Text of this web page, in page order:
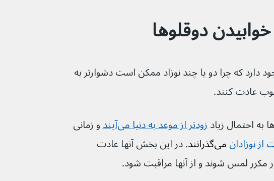
دوقلوها
دارد که چرا دو یا چند نوزاد ممکن است دشوارتر به
عادت کنند.
به احتمال زیاد زودتر از موعد به دنیا می‌آیند
و زمانی
نوزادان می‌گذرانند
. در این بخش آنها عادت